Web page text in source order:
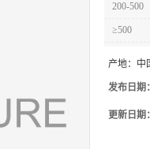
200-500
≥500
产地： 中
发布日期
更新日期